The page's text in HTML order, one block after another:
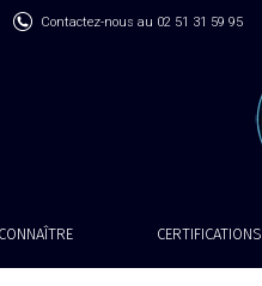
Contactez-nous au 02 51 31 59 95
CERTIFICATIONS